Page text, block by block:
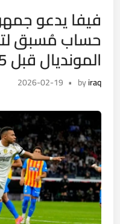
فيفا يدعو
حساب مُسبق
المونديال قبل 25 شباط الجاري
byiraq
•
2026-02-19